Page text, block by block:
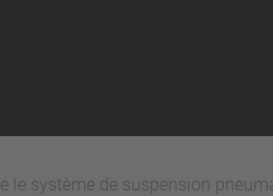
le système de suspension